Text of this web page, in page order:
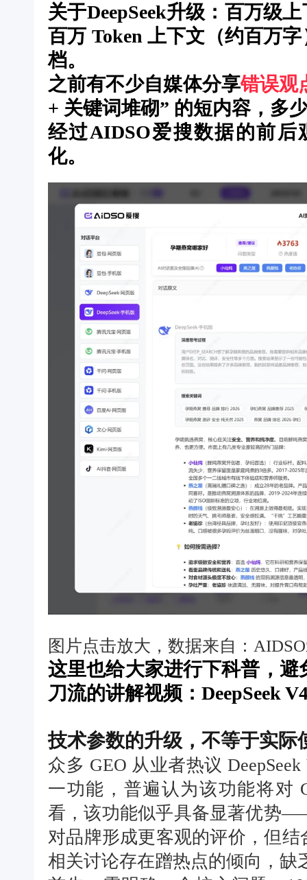
关于DeepSeek升级：百万级
百万 Token 上下文（约百万
档。
之前有不少自媒体分享错误观
+ 关键词堆砌” 的短内容，多
经过AIDSO爱搜数据的前
化。
图片点击放大，数据来自：
这里也给大家进行下科普，
刀流的讲解视频：DeepSeek
技术参数的升级，不等于实际
众多 GEO 从业者热议
一功能，普遍认为该功能将对
看，该功能似乎具备显著优势
对品牌形成更客观的评价，但
相关讨论存在蹭热点的倾向，